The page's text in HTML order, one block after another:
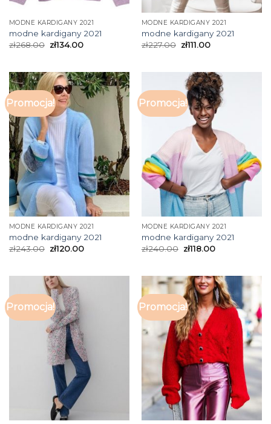
MODNE KARDIGANY 2021
modne kardigany 2021
zł268.00 zł134.00
MODNE KARDIGANY 2021
modne kardigany 2021
zł227.00 zł111.00
Promocja!
MODNE KARDIGANY 2021
modne kardigany 2021
zł243.00 zł120.00
Promocja!
MODNE KARDIGANY 2021
modne kardigany 2021
zł240.00 zł118.00
Promocja! Promocja!